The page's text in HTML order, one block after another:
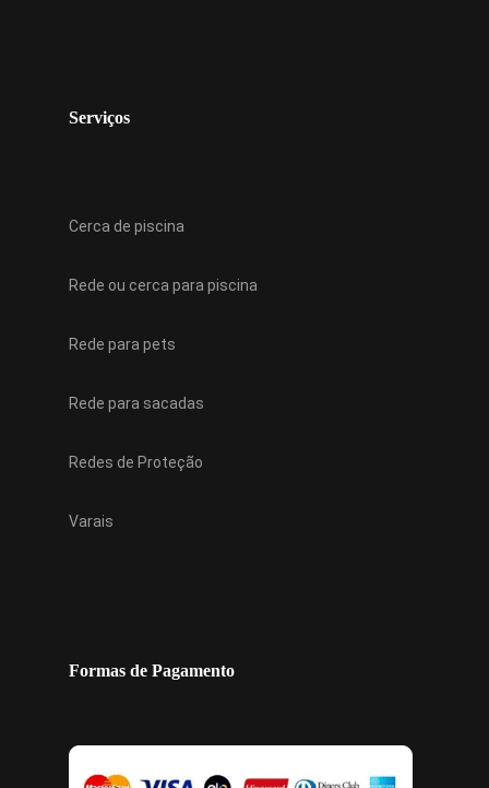
Serviços
Cerca de piscina
Rede ou cerca para piscina
Rede para pets
Rede para sacadas
Redes de Proteção
Varais
Formas de Pagamento